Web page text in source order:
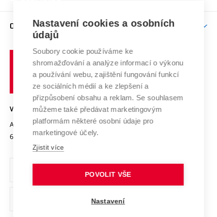
E-přihláška
Závěrečné práce
Doktorské studium
Studium bez bariér
Podpora podnikání
Mezinárodní vědecká rada
Systém zajišťování kvality výzkumu
Výzkumné infrastruktury
Transfer znalostí
Open Science
Projekty
Projekty ze strukturálních fondů
Specifický výzkum
Zahraniční spolupráce
Spolupráce se školami
Služby univerzity
Mezinárodní dohody
Univerzitní sítě
O UNIVERZITĚ
Profil univerzity
Udržitelná univerzita
Podnikavá univerzita / ContriBUTe
Bezpečná univerzita
Vyznamenání
Organizační struktura
Ochrana osobních údajů
odkaz)
učení
technické
VYSOKÉ UČENÍ TECHNICKÉ V BRNĚ
Antonínská 548/1
602 00 Brno
www.vut.cz
vut@vutbr.cz
Nastavení cookies a osobních
údajů
Soubory cookie používáme ke
shromažďování a analýze informací o výkonu
a používání webu, zajištění fungování funkcí
ze sociálních médií a ke zlepšení a
přizpůsobení obsahu a reklam. Se souhlasem
můžeme také předávat marketingovým
platformám některé osobní údaje pro
marketingové účely.
Zjistit více
POVOLIT VŠE
Nastavení